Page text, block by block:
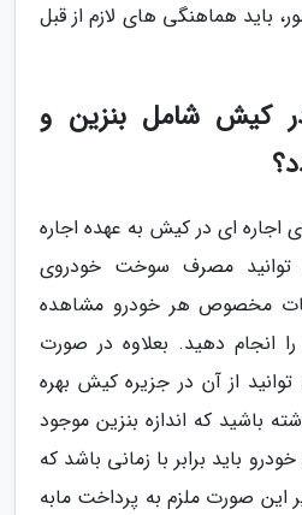
باید هماهنگی های لازم از قبل
در کیش شامل بنزین و
اجاره ای در کیش به عهده اجاره
مصرف سوخت خودروی
مخصوص هر خودرو مشاهده
انجام دهید. بعلاوه در صورت
از آن در جزیره کیش بهره
باشید که اندازه بنزین موجود
باید برابر با زمانی باشد که
این صورت ملزم به پرداخت مابه